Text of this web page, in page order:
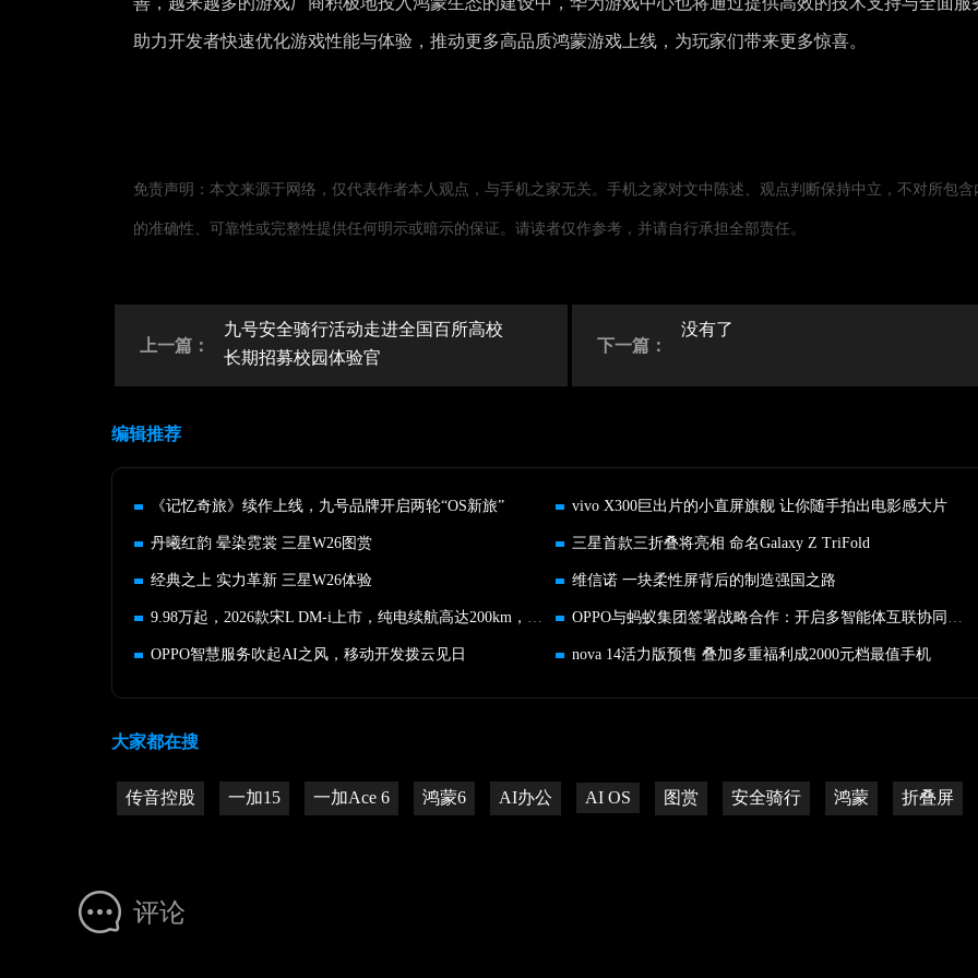
助力开发者快速优化游戏性能与体验，推动更多高品质鸿蒙游戏上线，为玩家们带来更多惊喜。
免责声明：本文来源于网络，仅代表作者本人观点，与手机之家无关。手机之家对文中陈述、观点判断保持中立，不对所包含
的准确性、可靠性或完整性提供任何明示或暗示的保证。请读者仅作参考，并请自行承担全部责任。
上一篇：
九号安全骑行活动走进全国百所高校
长期招募校园体验官
下一篇：
没有了
编辑推荐
《记忆奇旅》续作上线，九号品牌开启两轮“OS新旅” vivo X300巨出片的小直屏旗舰 让你随手拍出电影感大片
丹曦红韵 晕染霓裳 三星W26图赏 三星首款三折叠将亮相 命名Galaxy Z TriFold
经典之上 实力革新 三星W26体验 维信诺 一块柔性屏背后的制造强国之路
9.98万起，2026款宋L DM-i上市，纯电续航高达200km，标配云辇C OPPO与蚂蚁集团签署战略合作：开启多智能体互联协同新时代
OPPO智慧服务吹起AI之风，移动开发拨云见日 nova 14活力版预售 叠加多重福利成2000元档最值手机
大家都在搜
传音控股 一加15 一加Ace 6 鸿蒙6 AI办公 AI OS 图赏 安全骑行 鸿蒙 折叠屏
评论